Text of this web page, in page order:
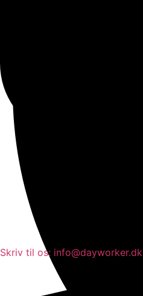
Skriv til os: info@dayworker.dk